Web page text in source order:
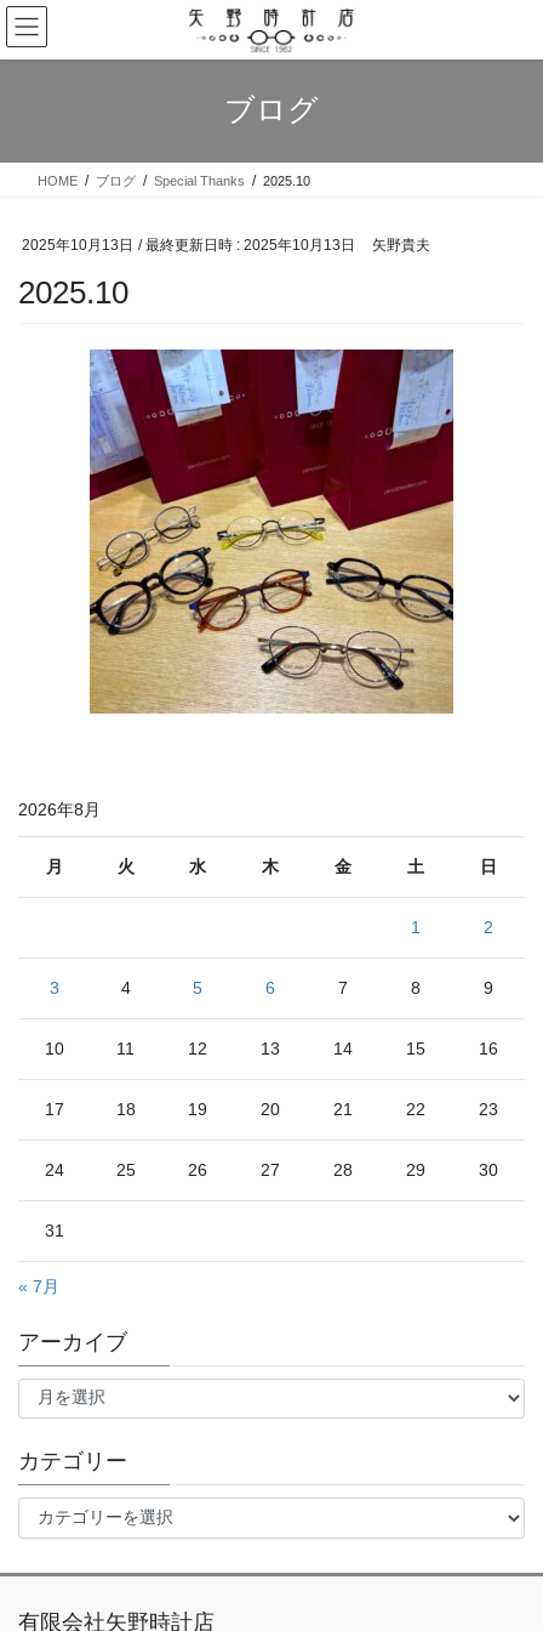
コ
ン
テ
ス
ナ
ビ
ゲ
ン
ブログ
HOME ブログ Special Thanks 2025.10
2025年10月13日 / 最終更新日時 : 2025年10月13日 矢野貴夫
2025.10
2026年8月
月 火 水 木 金 土 日
1 2
3 4 5 6 7 8 9
10 11 12 13 14 15 16
17 18 19 20 21 22 23
24 25 26 27 28 29 30
31
« 7月
アーカイブ
ア
イ
カテゴリー
テ
ー
有限会社矢野時計店